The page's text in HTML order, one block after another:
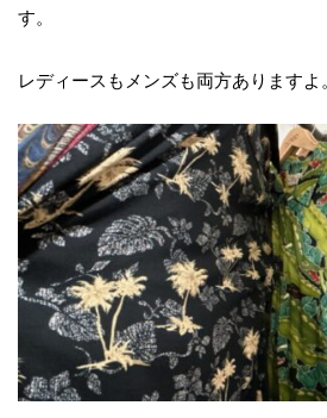
す。
レディースもメンズも両方ありますよ。